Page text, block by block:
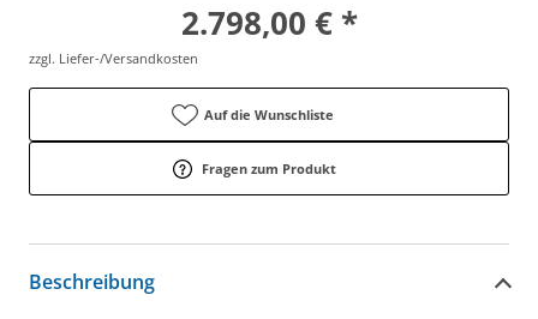
2.798,00 € *
zzgl. Liefer-/Versandkosten
Auf die Wunschliste
Fragen zum Produkt
Beschreibung